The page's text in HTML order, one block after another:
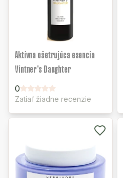
Aktívna ošetrujúca esencia
Vintner's Daughter
0
Zatiaľ žiadne recenzie